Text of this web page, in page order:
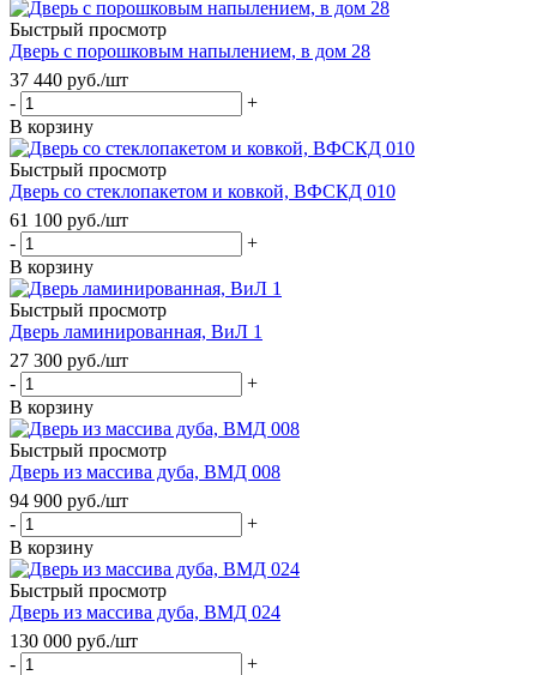
Быстрый просмотр
Дверь с порошковым напылением, в дом 28
37 440 руб./шт
-
+
В корзину
Быстрый просмотр
Дверь со стеклопакетом и ковкой, ВФСКД 010
61 100 руб./шт
-
+
В корзину
Быстрый просмотр
Дверь ламинированная, ВиЛ 1
27 300 руб./шт
-
+
В корзину
Быстрый просмотр
Дверь из массива дуба, ВМД 008
94 900 руб./шт
-
+
В корзину
Быстрый просмотр
Дверь из массива дуба, ВМД 024
130 000 руб./шт
-
+